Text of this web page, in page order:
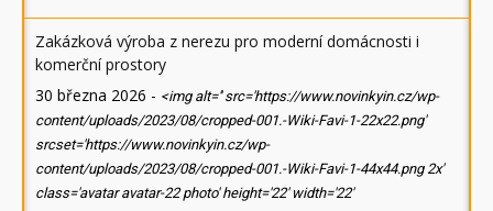
Zakázková výroba z nerezu pro moderní domácnosti i
komerční prostory
30 března 2026 - <img alt='' src='https://www.novinkyin.cz/wp-
content/uploads/2023/08/cropped-001.-Wiki-Favi-1-22x22.png'
srcset='https://www.novinkyin.cz/wp-
content/uploads/2023/08/cropped-001.-Wiki-Favi-1-44x44.png 2x'
class='avatar avatar-22 photo' height='22' width='22'